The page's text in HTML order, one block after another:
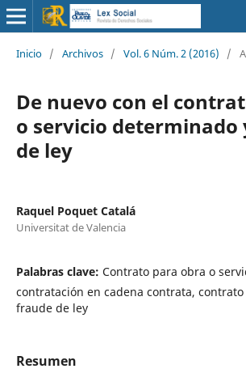
Inicio / Archivos / Vol. 6 Núm. 2 (2016) /
De nuevo con el
o servicio determinado
de ley
Raquel Poquet Catalá
Universitat de Valencia
Palabras clave: Contrato para obra o
contratación en cadena contrata,
fraude de ley
Resumen